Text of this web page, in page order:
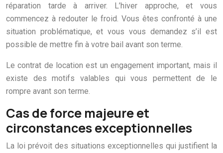
réparation tarde à arriver. L’hiver approche, et vous
commencez à redouter le froid. Vous êtes confronté à une
situation problématique, et vous vous demandez s’il est
possible de mettre fin à votre bail avant son terme.
Le contrat de location est un engagement important, mais il
existe des motifs valables qui vous permettent de le
rompre avant son terme.
Cas de force majeure et
circonstances exceptionnelles
La loi prévoit des situations exceptionnelles qui justifient la